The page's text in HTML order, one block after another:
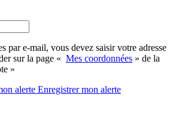
par e-mail, vous devez saisir votre adresse
sur la page « Mes coordonnées » de la
»
alerte Enregistrermon alerte